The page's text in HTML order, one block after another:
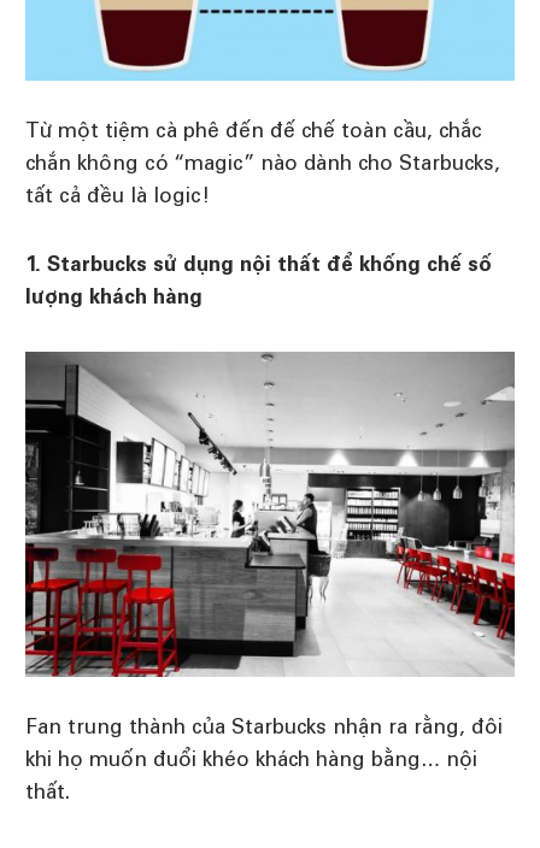
Từ một tiệm cà phê đến đế chế toàn cầu, chắc
chắn không có “magic” nào dành cho Starbucks,
tất cả đều là logic!
1. Starbucks sử dụng nội thất để khống chế số
lượng khách hàng
Fan trung thành của Starbucks nhận ra rằng, đôi
khi họ muốn đuổi khéo khách hàng bằng… nội
thất.